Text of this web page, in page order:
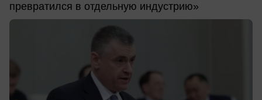
превратился в отдельную индустрию»